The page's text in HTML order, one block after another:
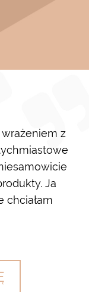
z
Ja
chciałam